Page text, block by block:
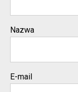
Nazwa
E-mail